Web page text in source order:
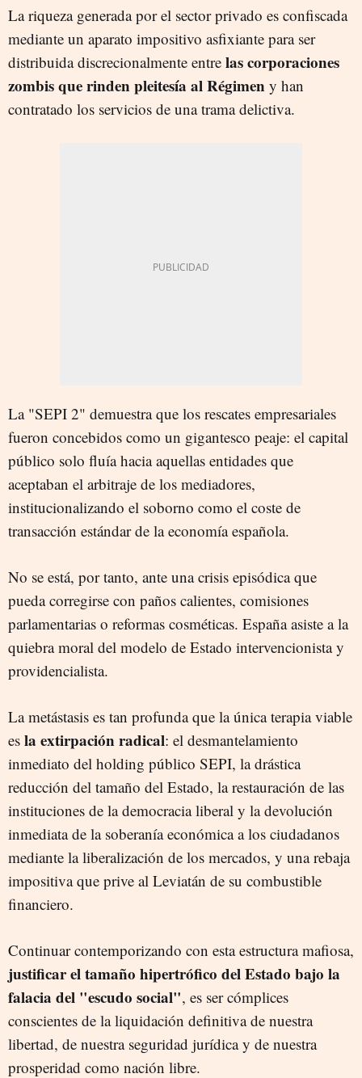
La riqueza generada por el sector privado es confiscada
mediante un aparato impositivo asfixiante para ser
distribuida discrecionalmente entre las corporaciones
zombis que rinden pleitesía al Régimen y han
contratado los servicios de una trama delictiva.
La "SEPI 2" demuestra que los rescates empresariales
fueron concebidos como un gigantesco peaje: el capital
público solo fluía hacia aquellas entidades que
aceptaban el arbitraje de los mediadores,
institucionalizando el soborno como el coste de
transacción estándar de la economía española.
No se está, por tanto, ante una crisis episódica que
pueda corregirse con paños calientes, comisiones
parlamentarias o reformas cosméticas. España asiste a la
quiebra moral del modelo de Estado intervencionista y
providencialista.
La metástasis es tan profunda que la única terapia viable
es la extirpación radical: el desmantelamiento
inmediato del holding público SEPI, la drástica
reducción del tamaño del Estado, la restauración de las
instituciones de la democracia liberal y la devolución
inmediata de la soberanía económica a los ciudadanos
mediante la liberalización de los mercados, y una rebaja
impositiva que prive al Leviatán de su combustible
financiero.
Continuar contemporizando con esta estructura mafiosa,
justificar el tamaño hipertrófico del Estado bajo la
falacia del "escudo social", es ser cómplices
conscientes de la liquidación definitiva de nuestra
libertad, de nuestra seguridad jurídica y de nuestra
prosperidad como nación libre.